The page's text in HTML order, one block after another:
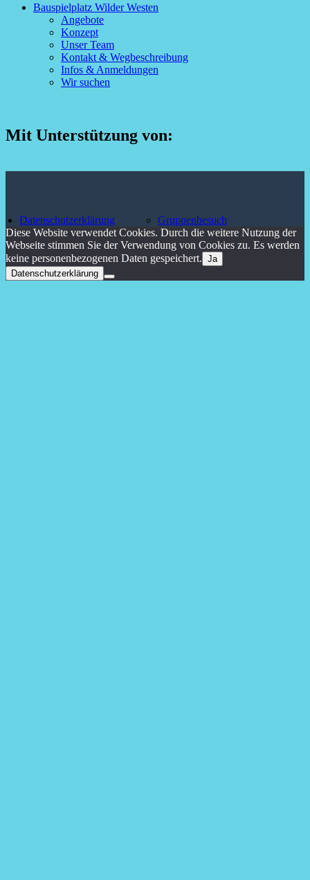
Gruppenbesuch
Datenschutzerklärung
Bauspielplatz Wilder Westen
Angebote
Konzept
Unser Team
Kontakt & Wegbeschreibung
Infos & Anmeldungen
Wir suchen
Mit Unterstützung von:
Diese Website verwendet Cookies. Durch die weitere Nutzung der
Webseite stimmen Sie der Verwendung von Cookies zu. Es werden
keine personenbezogenen Daten gespeichert. Ja
Datenschutzerklärung